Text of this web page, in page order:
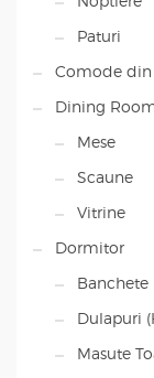
Paturi
Comode
Dining
Mese
Scaune
Vitrine
Dormitor
Banchete
Dulapuri
Masute